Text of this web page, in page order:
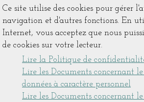
Ce site utilise des cookies pour gérer
navigation et d'autres fonctions. En
Internet, vous acceptez que nous
de cookies sur votre lecteur.
Lire la Politique de
Lire les Documents concernant
données à caractère personnel
Lire les Documents concernant le